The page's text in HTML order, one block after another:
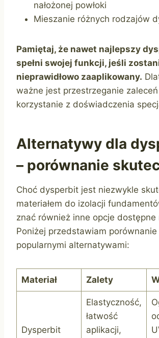
nałożonej powłoki
Mieszanie różnych rodzajów
Pamiętaj, że nawet najlepszy
spełni swojej funkcji, jeśli
nieprawidłowo zaaplikowany.
ważne jest przestrzeganie
korzystanie z doświadczenia
Alternatywy dla
– porównanie
Choć dysperbit jest niezwykle
materiałem do izolacji
znać również inne opcje dostępne
Poniżej przedstawiam
popularnymi alternatywami:
Materiał Zalety
Dysperbit
Elastyczność,
łatwość
aplikacji,